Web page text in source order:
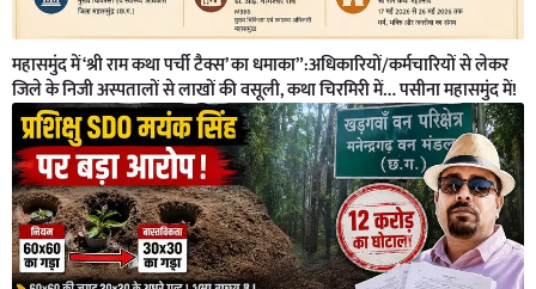
महासमुंद में ‘श्री राम कथा पर्ची टैक्स’ का धमाका”:अधिकारियों/कर्मचारियों से लेकर
जिले के निजी अस्पतालों से लाखों की वसूली, कथा चिरमिरी में… पसीना महासमुंद में!